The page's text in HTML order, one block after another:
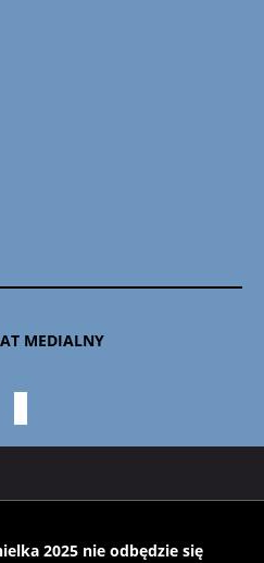
MEDIALNY
2025 nie odbędzie się